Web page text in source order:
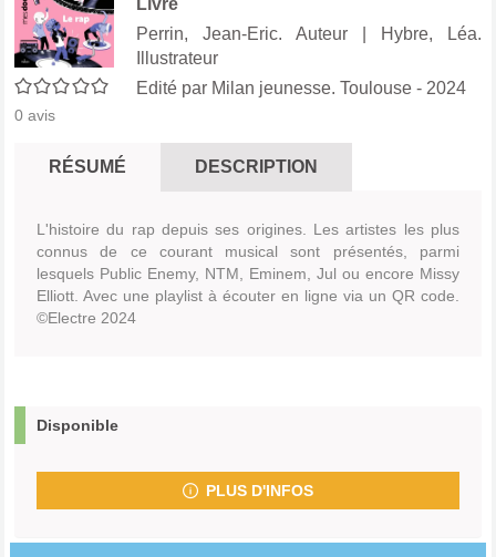
0/5
0 avis
Livre
Perrin, Jean-Eric. Auteur
Hybre, Léa.
Illustrateur
Edité par Milan jeunesse. Toulouse - 2024
RÉSUMÉ DESCRIPTION
L'histoire du rap depuis ses origines. Les artistes les plus
connus de ce courant musical sont présentés, parmi
lesquels Public Enemy, NTM, Eminem, Jul ou encore Missy
Elliott. Avec une playlist à écouter en ligne via un QR code.
©Electre 2024
Disponible
PLUS D'INFOS